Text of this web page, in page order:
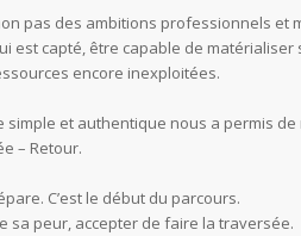
pas des ambitions professionnels et
est capté, être capable de
encore inexploitées.
simple et authentique nous a permis
– Retour.
C’est le début du parcours.
sa peur, accepter de faire la traversée.